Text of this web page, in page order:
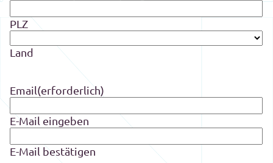
PLZ
Land
Email(erforderlich)
E-Mail eingeben
E-Mail bestätigen